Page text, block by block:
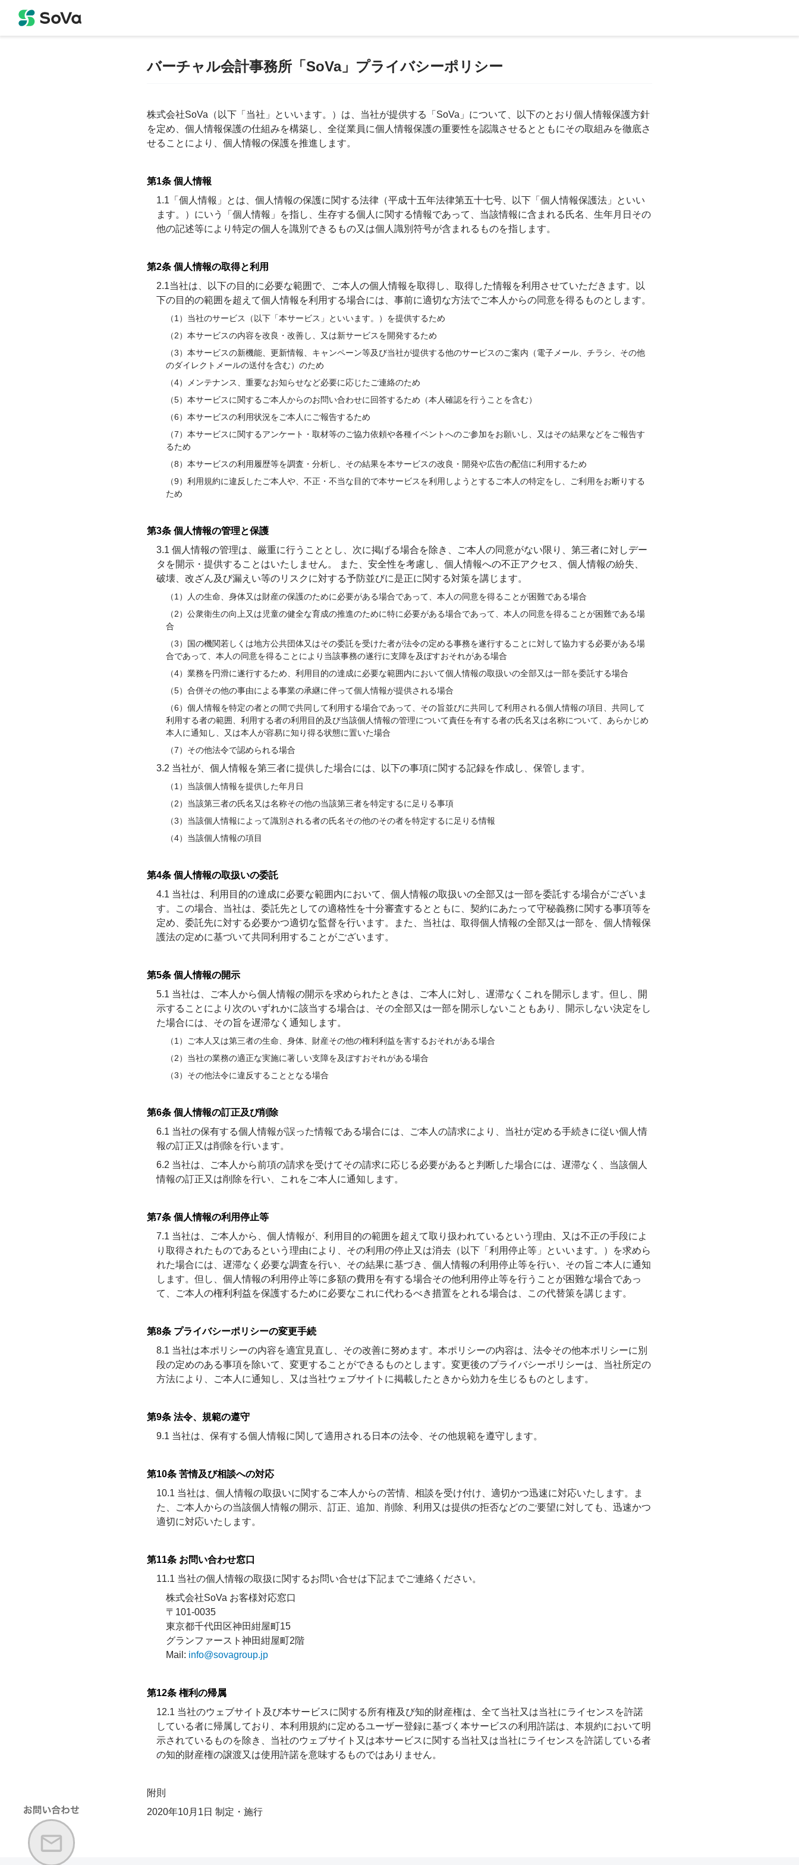
バーチャル会計事務所「SoVa」プライバシーポリシー
株式会社SoVa（以下「当社」といいます。）は、当社が提供する「SoVa」について、以下のとおり個人情報保護方針
を定め、個人情報保護の仕組みを構築し、全従業員に個人情報保護の重要性を認識させるとともにその取組みを徹底さ
せることにより、個人情報の保護を推進します。
第1条 個人情報
1.1「個人情報」とは、個人情報の保護に関する法律（平成十五年法律第五十七号、以下「個人情報保護法」といい
ます。）にいう「個人情報」を指し、生存する個人に関する情報であって、当該情報に含まれる氏名、生年月日その
他の記述等により特定の個人を識別できるもの又は個人識別符号が含まれるものを指します。
第2条 個人情報の取得と利用
2.1当社は、以下の目的に必要な範囲で、ご本人の個⼈情報を取得し、取得した情報を利用させていただきます。以
下の⽬的の範囲を超えて個⼈情報を利⽤する場合には、事前に適切な⽅法でご本人からの同意を得るものとします。
（1）当社のサービス（以下「本サービス」といいます。）を提供するため
（2）本サービスの内容を改良・改善し、又は新サービスを開発するため
（3）本サービスの新機能、更新情報、キャンペーン等及び当社が提供する他のサービスのご案内（電子メール、チラシ、その他
のダイレクトメールの送付を含む）のため
（4）メンテナンス、重要なお知らせなど必要に応じたご連絡のため
（5）本サービスに関するご本人からのお問い合わせに回答するため（本人確認を行うことを含む）
（6）本サービスの利用状況をご本人にご報告するため
（7）本サービスに関するアンケート・取材等のご協力依頼や各種イベントへのご参加をお願いし、又はその結果などをご報告す
るため
（8）本サービスの利用履歴等を調査・分析し、その結果を本サービスの改良・開発や広告の配信に利用するため
（9）利用規約に違反したご本人や、不正・不当な目的で本サービスを利用しようとするご本人の特定をし、ご利用をお断りする
ため
第3条 個人情報の管理と保護
3.1 個人情報の管理は、厳重に行うこととし、次に掲げる場合を除き、ご本人の同意がない限り、第三者に対しデー
タを開示・提供することはいたしません。 また、安全性を考慮し、個人情報への不正アクセス、個人情報の紛失、
破壊、改ざん及び漏えい等のリスクに対する予防並びに是正に関する対策を講じます。
（1）人の生命、身体又は財産の保護のために必要がある場合であって、本人の同意を得ることが困難である場合
（2）公衆衛生の向上又は児童の健全な育成の推進のために特に必要がある場合であって、本人の同意を得ることが困難である場
合
（3）国の機関若しくは地方公共団体又はその委託を受けた者が法令の定める事務を遂行することに対して協力する必要がある場
合であって、本人の同意を得ることにより当該事務の遂行に支障を及ぼすおそれがある場合
（4）業務を円滑に遂行するため、利用目的の達成に必要な範囲内において個人情報の取扱いの全部又は一部を委託する場合
（5）合併その他の事由による事業の承継に伴って個人情報が提供される場合
（6）個人情報を特定の者との間で共同して利用する場合であって、その旨並びに共同して利用される個人情報の項目、共同して
利用する者の範囲、利用する者の利用目的及び当該個人情報の管理について責任を有する者の氏名又は名称について、あらかじめ
本人に通知し、又は本人が容易に知り得る状態に置いた場合
（7）その他法令で認められる場合
3.2 当社が、個人情報を第三者に提供した場合には、以下の事項に関する記録を作成し、保管します。
（1）当該個人情報を提供した年月日
（2）当該第三者の氏名又は名称その他の当該第三者を特定するに足りる事項
（3）当該個人情報によって識別される者の氏名その他のその者を特定するに足りる情報
（4）当該個人情報の項目
第4条 個人情報の取扱いの委託
4.1 当社は、利用目的の達成に必要な範囲内において、個人情報の取扱いの全部又は一部を委託する場合がございま
す。この場合、当社は、委託先としての適格性を十分審査するとともに、契約にあたって守秘義務に関する事項等を
定め、委託先に対する必要かつ適切な監督を行います。また、当社は、取得個人情報の全部又は一部を、個人情報保
護法の定めに基づいて共同利用することがございます。
第5条 個人情報の開示
5.1 当社は、ご本人から個人情報の開示を求められたときは、ご本人に対し、遅滞なくこれを開示します。但し、開
示することにより次のいずれかに該当する場合は、その全部又は一部を開示しないこともあり、開示しない決定をし
た場合には、その旨を遅滞なく通知します。
（1）ご本人又は第三者の生命、身体、財産その他の権利利益を害するおそれがある場合
（2）当社の業務の適正な実施に著しい支障を及ぼすおそれがある場合
（3）その他法令に違反することとなる場合
第6条 個人情報の訂正及び削除
6.1 当社の保有する個人情報が誤った情報である場合には、ご本人の請求により、当社が定める手続きに従い個人情
報の訂正又は削除を行います。
6.2 当社は、ご本人から前項の請求を受けてその請求に応じる必要があると判断した場合には、遅滞なく、当該個人
情報の訂正又は削除を行い、これをご本人に通知します。
第7条 個人情報の利用停止等
7.1 当社は、ご本人から、個人情報が、利用目的の範囲を超えて取り扱われているという理由、又は不正の手段によ
り取得されたものであるという理由により、その利用の停止又は消去（以下「利用停止等」といいます。）を求めら
れた場合には、遅滞なく必要な調査を行い、その結果に基づき、個人情報の利用停止等を行い、その旨ご本人に通知
します。但し、個人情報の利用停止等に多額の費用を有する場合その他利用停止等を行うことが困難な場合であっ
て、ご本人の権利利益を保護するために必要なこれに代わるべき措置をとれる場合は、この代替策を講じます。
第8条 プライバシーポリシーの変更手続
8.1 当社は本ポリシーの内容を適宜見直し、その改善に努めます。本ポリシーの内容は、法令その他本ポリシーに別
段の定めのある事項を除いて、変更することができるものとします。変更後のプライバシーポリシーは、当社所定の
方法により、ご本人に通知し、又は当社ウェブサイトに掲載したときから効力を生じるものとします。
第9条 法令、規範の遵守
9.1 当社は、保有する個人情報に関して適用される日本の法令、その他規範を遵守します。
第10条 苦情及び相談への対応
10.1 当社は、個人情報の取扱いに関するご本人からの苦情、相談を受け付け、適切かつ迅速に対応いたします。ま
た、ご本人からの当該個人情報の開示、訂正、追加、削除、利用又は提供の拒否などのご要望に対しても、迅速かつ
適切に対応いたします。
第11条 お問い合わせ窓口
11.1 当社の個人情報の取扱に関するお問い合せは下記までご連絡ください。
株式会社SoVa お客様対応窓口
〒101-0035
東京都千代田区神田紺屋町15
グランファースト神田紺屋町2階
Mail: info@sovagroup.jp
第12条 権利の帰属
12.1 当社のウェブサイト及び本サービスに関する所有権及び知的財産権は、全て当社又は当社にライセンスを許諾
している者に帰属しており、本利用規約に定めるユーザー登録に基づく本サービスの利用許諾は、本規約において明
示されているものを除き、当社のウェブサイト又は本サービスに関する当社又は当社にライセンスを許諾している者
の知的財産権の譲渡又は使用許諾を意味するものではありません。
附則
2020年10月1日 制定・施行